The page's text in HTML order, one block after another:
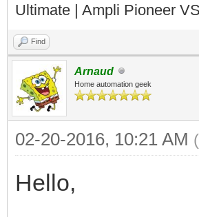
Ultimate | Ampli Pioneer
Find
Arnaud
Home automation geek
02-20-2016, 10:21 AM
Hello,